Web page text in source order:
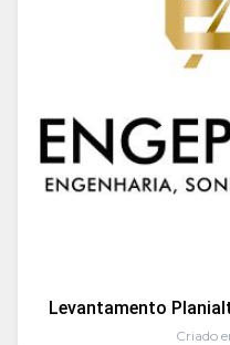
Levantamento
Criado